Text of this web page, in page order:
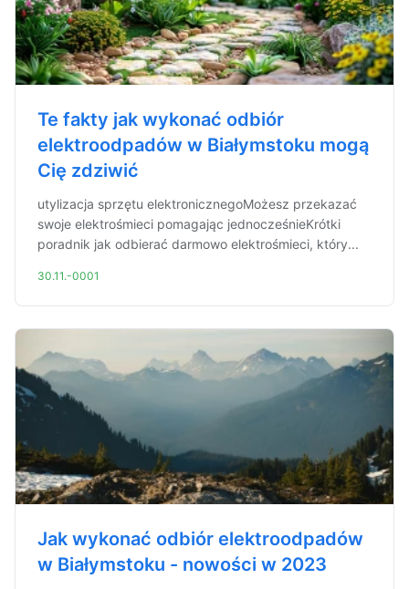
Te fakty jak wykonać odbiór
elektroodpadów w Białymstoku mogą
Cię zdziwić
utylizacja sprzętu elektronicznegoMożesz przekazać
swoje elektrośmieci pomagając jednocześnieKrótki
poradnik jak odbierać darmowo elektrośmieci, który...
30.11.-0001
Jak wykonać odbiór elektroodpadów
w Białymstoku - nowości w 2023